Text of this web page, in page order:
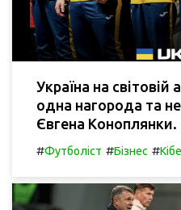
Україна на світовій
одна нагорода та
Євгена Коноплянки.
#Футболіст #Бізнес #